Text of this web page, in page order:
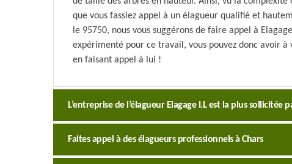
que vous fassiez appel à un élagueur qualifié et
le 95750, nous vous suggérons de faire appel à
expérimenté pour ce travail, vous pouvez donc avoir
en faisant appel à lui !
L’entreprise de l’élagueur Elagage I.L est la plus sollicitée
Faites appel à des élagueurs professionnels à Chars